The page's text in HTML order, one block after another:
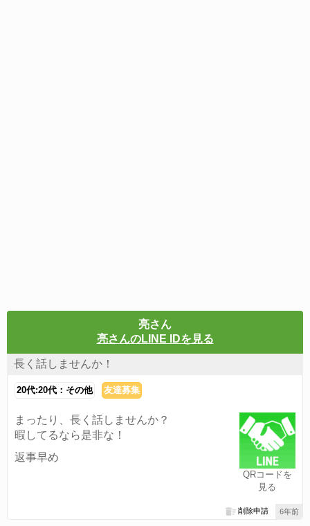
亮さん
亮さんのLINE IDを見る
長く話しませんか！
20代:20代：その他 友達募集
QRコードを
見る
まったり、長く話しませんか？
暇してるなら是非な！
返事早め
6年前
削除申請